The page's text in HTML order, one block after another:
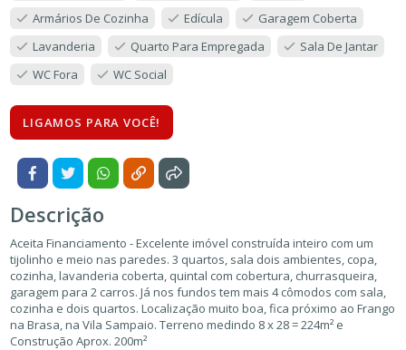
Armários De Cozinha
Edícula
Garagem Coberta
Lavanderia
Quarto Para Empregada
Sala De Jantar
WC Fora
WC Social
LIGAMOS PARA VOCÊ!
Descrição
Aceita Financiamento - Excelente imóvel construída inteiro com um
tijolinho e meio nas paredes. 3 quartos, sala dois ambientes, copa,
cozinha, lavanderia coberta, quintal com cobertura, churrasqueira,
garagem para 2 carros. Já nos fundos tem mais 4 cômodos com sala,
cozinha e dois quartos. Localização muito boa, fica próximo ao Frango
na Brasa, na Vila Sampaio. Terreno medindo 8 x 28 = 224m² e
Construção Aprox. 200m²